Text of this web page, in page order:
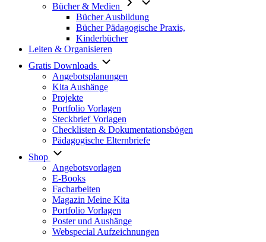
Bücher & Medien
Bücher Ausbildung
Bücher Pädagogische Praxis,
Kinderbücher
Leiten & Organisieren
Gratis Downloads
Angebotsplanungen
Kita Aushänge
Projekte
Portfolio Vorlagen
Steckbrief Vorlagen
Checklisten & Dokumentationsbögen
Pädagogische Elternbriefe
Shop
Angebotsvorlagen
E-Books
Facharbeiten
Magazin Meine Kita
Portfolio Vorlagen
Poster und Aushänge
Webspecial Aufzeichnungen